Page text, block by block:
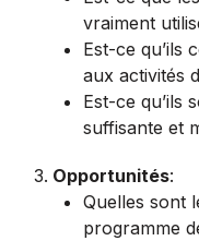
vraiment
Est-ce qu’ils
aux activités
Est-ce qu’ils
suffisante et
Opportunités:
Quelles sont
programme